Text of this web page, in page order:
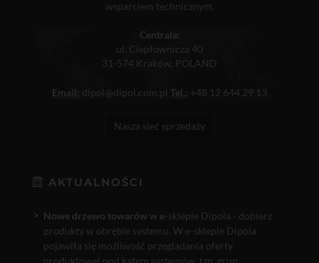
wsparciem technicznym.
Centrala:
ul. Ciepłownicza 40
31-574 Kraków, POLAND
Email: dipol@dipol.com.pl Tel.: +48 12 644 29 13
Nasza sieć sprzedaży
AKTUALNOŚCI
Nowe drzewo towarów w e-sklepie Dipola - dobierz
produkty w obrębie systemu. W e-sklepie Dipola
pojawiła się możliwość przeglądania oferty
produktowej pod kątem systemów, tzn. grup